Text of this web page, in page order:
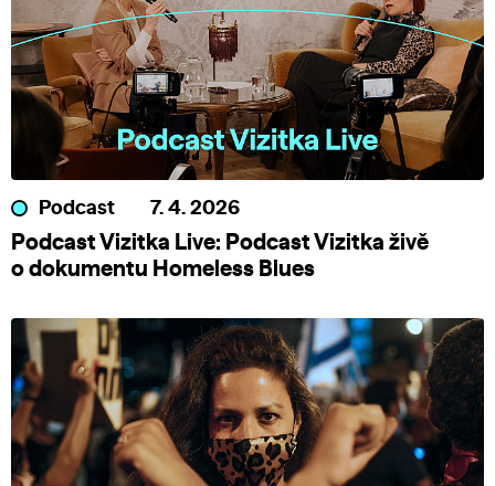
Podcast 7. 4. 2026
Podcast Vizitka Live: Podcast Vizitka živě
o dokumentu Homeless Blues